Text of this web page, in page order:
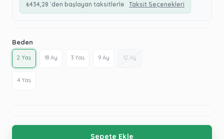
₺434,28 `den başlayan taksitlerle Taksit Seçenekleri
Beden
2 Yaş 18 Ay 3 Yaş 9 Ay 12 Ay
4 Yaş